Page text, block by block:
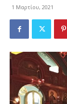
1 Μαρτίου, 2021